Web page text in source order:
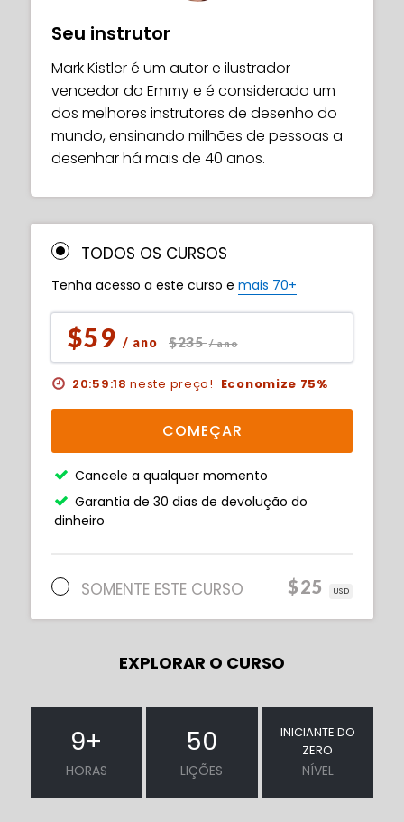
Seu instrutor
Mark Kistler é um autor e ilustrador
vencedor do Emmy e é considerado um
dos melhores instrutores de desenho do
mundo, ensinando milhões de pessoas a
desenhar há mais de 40 anos.
TODOS OS CURSOS
Tenha acesso a este curso e mais 70+
$59 / ano $235/ ano
20:59:17 neste preço! Economize 75%
COMEÇAR
Cancele a qualquer momento
Garantia de 30 dias de devolução do
dinheiro
SOMENTE ESTE CURSO $25 USD
EXPLORAR O CURSO
9+
HORAS
50
LIÇÕES
INICIANTE DO
ZERO
NÍVEL